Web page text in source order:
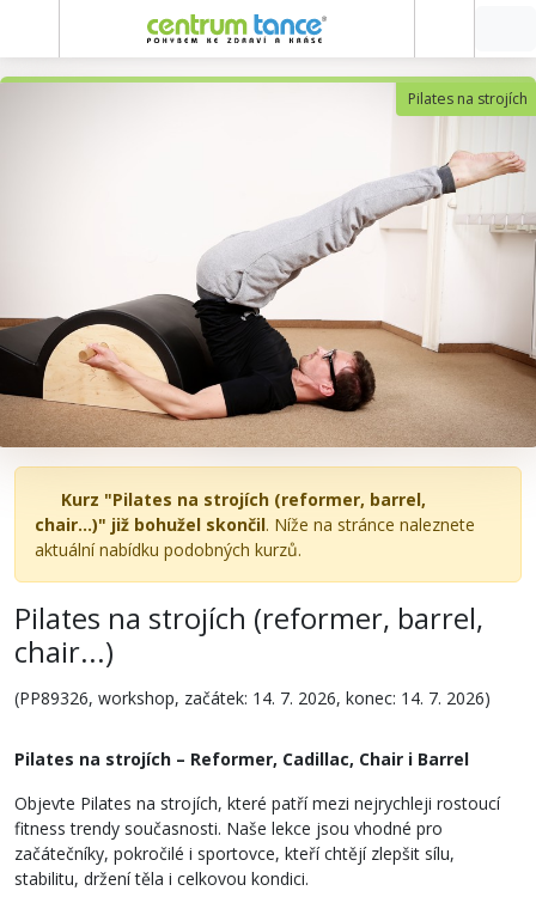
Pilates na strojích
Kurz "Pilates na strojích (reformer, barrel,
chair...)" již bohužel skončil. Níže na stránce naleznete
aktuální nabídku podobných kurzů.
Pilates na strojích (reformer, barrel,
chair...)
(PP89326, workshop, začátek: 14. 7. 2026, konec: 14. 7. 2026)
Pilates na strojích – Reformer, Cadillac, Chair i Barrel
Objevte Pilates na strojích, které patří mezi nejrychleji rostoucí
fitness trendy současnosti. Naše lekce jsou vhodné pro
začátečníky, pokročilé i sportovce, kteří chtějí zlepšit sílu,
stabilitu, držení těla i celkovou kondici.